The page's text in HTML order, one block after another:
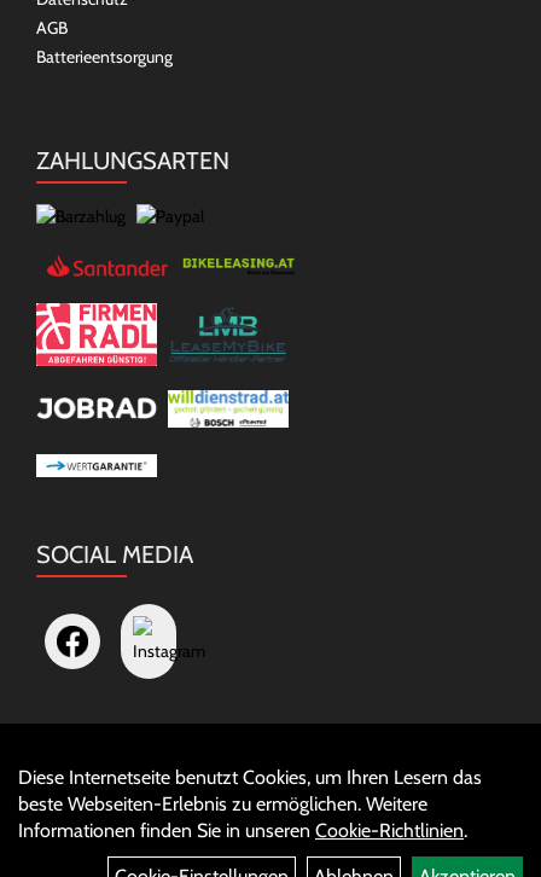
AGB
Batterieentsorgung
ZAHLUNGSARTEN
SOCIAL MEDIA
Diese Internetseite benutzt Cookies, um Ihren Lesern das
beste Webseiten-Erlebnis zu ermöglichen. Weitere
Informationen finden Sie in unseren Cookie-Richtlinien.
Auftrag widerrufen